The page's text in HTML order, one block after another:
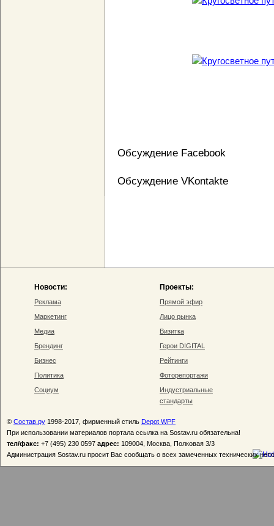
Обсуждение Facebook
Обсуждение VKontakte
Новости:
Реклама
Маркетинг
Медиа
Брендинг
Бизнес
Политика
Социум
Проекты:
Прямой эфир
Лицо рынка
Визитка
Герои DIGITAL
Рейтинги
Фоторепортажи
Индустриальные
стандарты
© Состав.ру 1998-2017, фирменный стиль Depot WPF
При использовании материалов портала ссылка на Sostav.ru обязательна!
тел/факс: +7 (495) 230 0597 адрес: 109004, Москва, Полковая 3/3
Администрация Sostav.ru просит Вас сообщать о всех замеченных технических